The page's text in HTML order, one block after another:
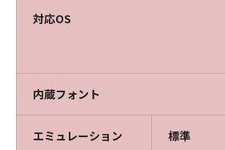
対応OS
内蔵フォント
エミュレーション 標準